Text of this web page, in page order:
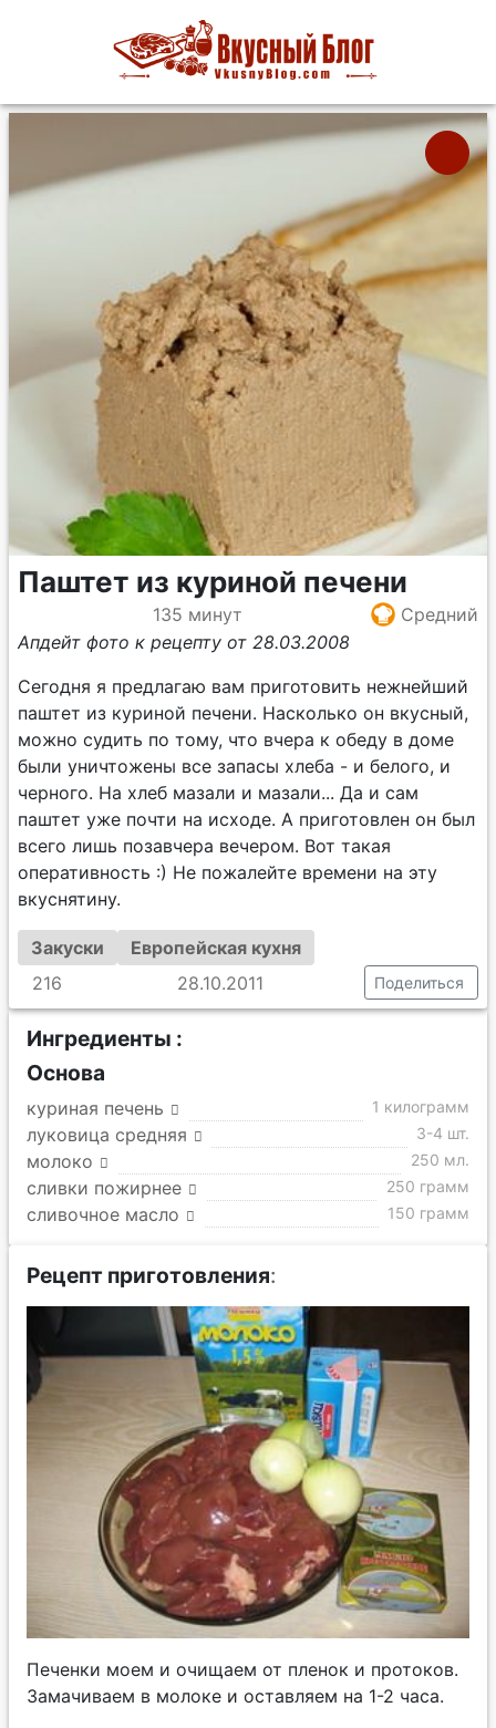
Паштет из куриной печени
135 минут
Средний
Апдейт фото к рецепту от 28.03.2008
Сегодня я предлагаю вам приготовить нежнейший
паштет из куриной печени. Насколько он вкусный,
можно судить по тому, что вчера к обеду в доме
были уничтожены все запасы хлеба - и белого, и
черного. На хлеб мазали и мазали... Да и сам
паштет уже почти на исходе. А приготовлен он был
всего лишь позавчера вечером. Вот такая
оперативность :) Не пожалейте времени на эту
вкуснятину.
Закуски
Европейская кухня
216
28.10.2011 Поделиться
Ингредиенты :
Основа
куриная печень 1 килограмм
луковица средняя 3-4 шт.
молоко 250 мл.
сливки пожирнее 250 грамм
сливочное масло 150 грамм
Рецепт приготовления:
Печенки моем и очищаем от пленок и протоков.
Замачиваем в молоке и оставляем на 1-2 часа.